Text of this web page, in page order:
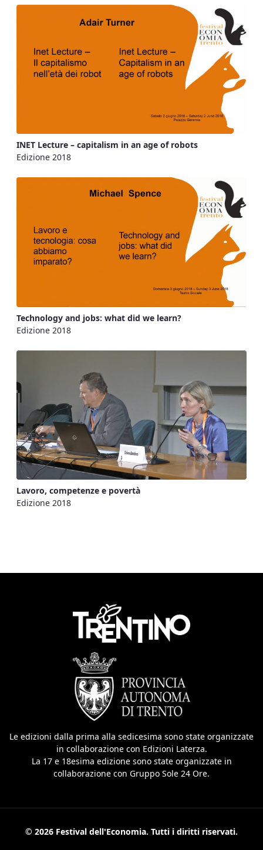
INET Lecture – capitalism in an age of robots
Edizione 2018
Technology and jobs: what did we learn?
Edizione 2018
Lavoro, competenze e povertà
Edizione 2018
Le edizioni dalla prima alla sedicesima sono state organizzate
in collaborazione con Edizioni Laterza.
La 17 e 18esima edizione sono state organizzate in
collaborazione con Gruppo Sole 24 Ore.
© 2026 Festival dell'Economia. Tutti i diritti riservati.